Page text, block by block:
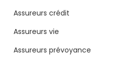
Assureurs crédit
Assureurs vie
Assureurs prévoyance